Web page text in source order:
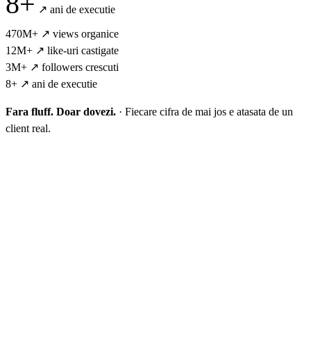
↗ ani de executie
470M+ ↗ views organice
12M+ ↗ like-uri castigate
3M+ ↗ followers crescuti
8+ ↗ ani de executie
Fara fluff. Doar dovezi. · Fiecare cifra de mai jos e atasata de un
client real.